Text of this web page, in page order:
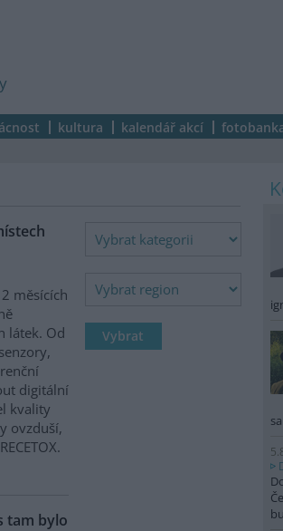
kultura kalendář akcí
měsících
látek. Od
digitální
kvality
ovzduší,
tam bylo